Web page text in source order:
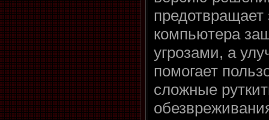
компьютера
угрозами, а
помогает
сложные